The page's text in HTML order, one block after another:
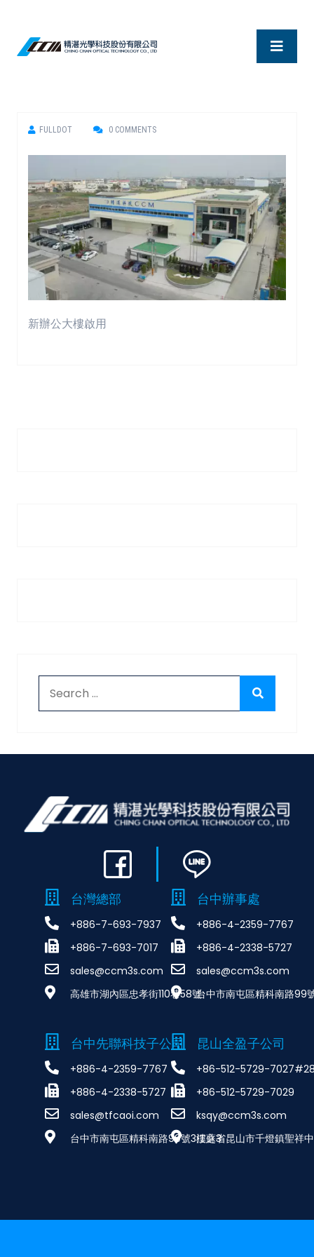
FULLDOT 0 COMMENTS
新辦公大樓啟用
Search for: Search
台灣總部
+886-7-693-7937
+886-7-693-7017
sales@ccm3s.com
高雄市湖內區忠孝街110巷58號
台中辦事處
+886-4-2359-7767
+886-4-2338-5727
sales@ccm3s.com
台中市南屯區精科南路99
台中先聯科技子公司
+886-4-2359-7767
+886-4-2338-5727
sales@tfcaoi.com
台中市南屯區精科南路99號3樓之3
昆山全盈子公司
+86-512-5729-
+86-512-5729-7029
ksqy@ccm3s.com
江蘇省昆山市千燈鎮聖祥